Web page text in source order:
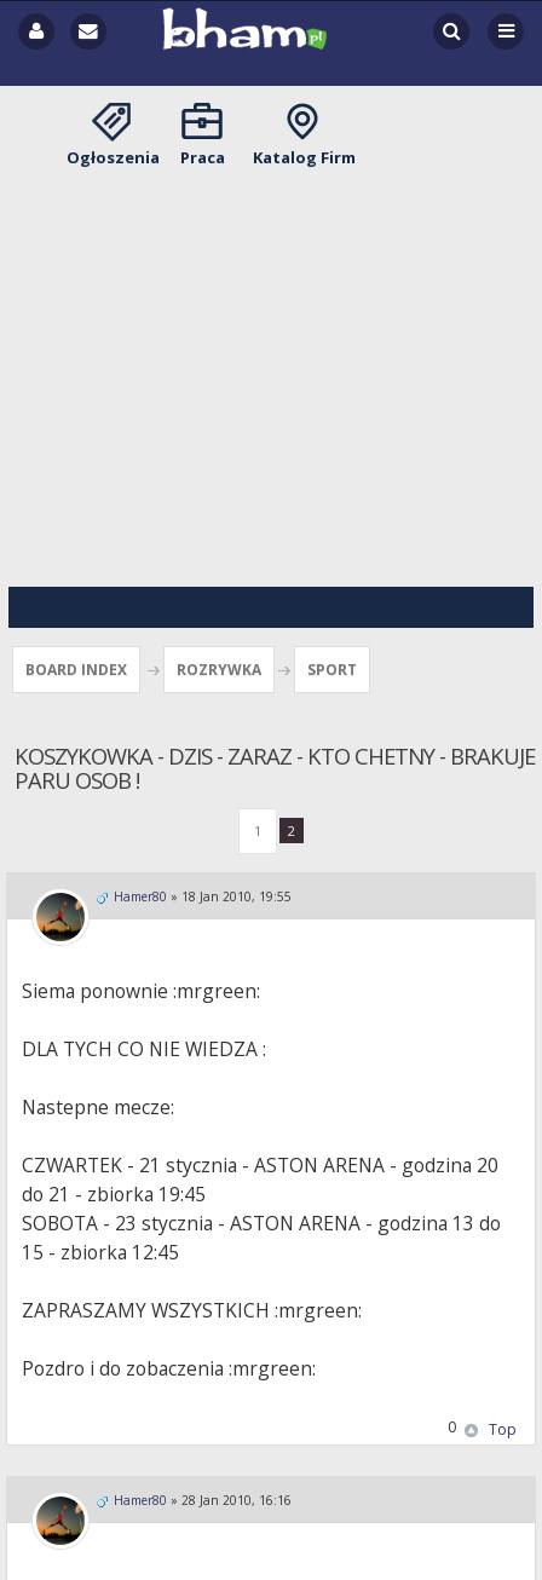
Ogłoszenia Praca Katalog Firm
BOARD INDEX ROZRYWKA SPORT
KOSZYKOWKA - DZIS - ZARAZ - KTO CHETNY - BRAKUJE
PARU OSOB !
1 2
Hamer80 » 18 Jan 2010, 19:55
Siema ponownie :mrgreen:
DLA TYCH CO NIE WIEDZA :
Nastepne mecze:
CZWARTEK - 21 stycznia - ASTON ARENA - godzina 20
do 21 - zbiorka 19:45
SOBOTA - 23 stycznia - ASTON ARENA - godzina 13 do
15 - zbiorka 12:45
ZAPRASZAMY WSZYSTKICH :mrgreen:
Pozdro i do zobaczenia :mrgreen:
Top
0
Hamer80 » 28 Jan 2010, 16:16